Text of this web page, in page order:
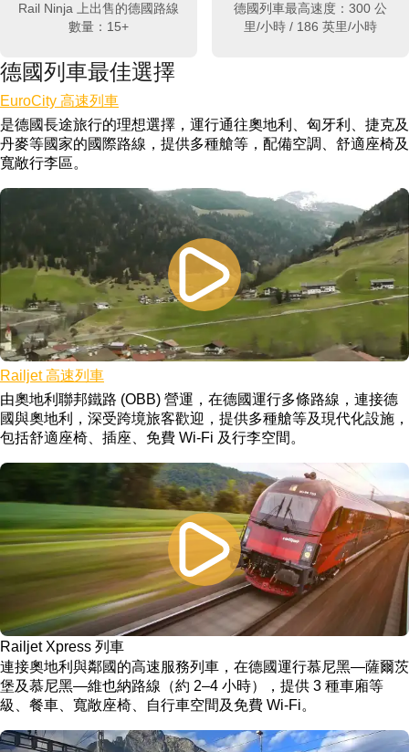
Rail Ninja 上出售的德國路線
數量：15+
德國列車最高速度：300 公
里/小時 / 186 英里/小時
德國列車最佳選擇
EuroCity 高速列車
是德國長途旅行的理想選擇，運行通往奧地利、匈牙利、捷克及
丹麥等國家的國際路線，提供多種艙等，配備空調、舒適座椅及
寬敞行李區。
Railjet 高速列車
由奧地利聯邦鐵路 (OBB) 營運，在德國運行多條路線，連接德
國與奧地利，深受跨境旅客歡迎，提供多種艙等及現代化設施，
包括舒適座椅、插座、免費 Wi-Fi 及行李空間。
Railjet Xpress 列車
連接奧地利與鄰國的高速服務列車，在德國運行慕尼黑—薩爾茨
堡及慕尼黑—維也納路線（約 2–4 小時），提供 3 種車廂等
級、餐車、寬敞座椅、自行車空間及免費 Wi-Fi。